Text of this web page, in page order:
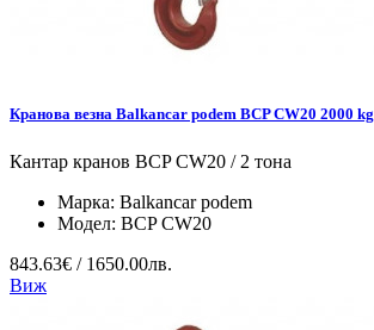
Кранова везна Balkancar podem BCP CW20 2000 kg
Кантар кранов BCP CW20 / 2 тона
Марка: Balkancar podem
Модел: BCP CW20
843.63€ / 1650.00лв.
Виж